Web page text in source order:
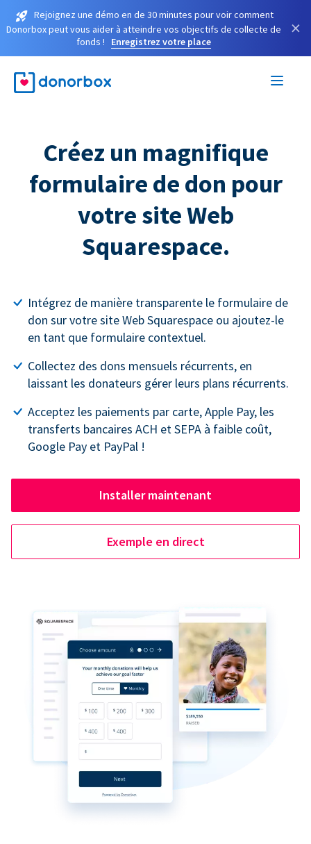
Rejoignez une démo en de 30 minutes pour voir comment
Donorbox peut vous aider à atteindre vos objectifs de collecte de
fonds !
Enregistrez votre place
×
Créez un magnifique
formulaire de don pour
votre site Web
Squarespace.
Intégrez de manière transparente le formulaire de
don sur votre site Web Squarespace ou ajoutez-le
en tant que formulaire contextuel.
Collectez des dons mensuels récurrents, en
laissant les donateurs gérer leurs plans récurrents.
Acceptez les paiements par carte, Apple Pay, les
transferts bancaires ACH et SEPA à faible coût,
Google Pay et PayPal !
Installer maintenant
Exemple en direct